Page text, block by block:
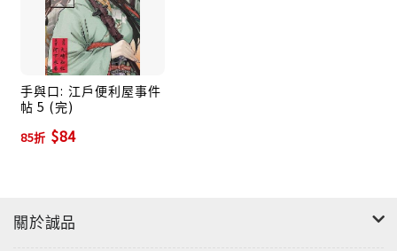
手與口: 江戶便利屋事件
帖 5 (完)
85折 $84
關於誠品